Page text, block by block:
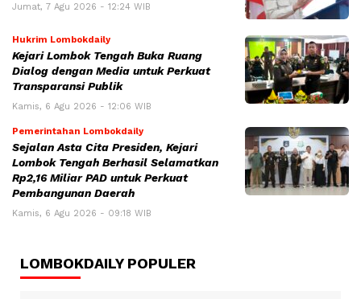
Jumat, 7 Agu 2026 - 12:24 WIB
Hukrim Lombokdaily
Kejari Lombok Tengah Buka Ruang
Dialog dengan Media untuk Perkuat
Transparansi Publik
Kamis, 6 Agu 2026 - 12:06 WIB
Pemerintahan Lombokdaily
Sejalan Asta Cita Presiden, Kejari
Lombok Tengah Berhasil Selamatkan
Rp2,16 Miliar PAD untuk Perkuat
Pembangunan Daerah
Kamis, 6 Agu 2026 - 09:18 WIB
LOMBOKDAILY POPULER